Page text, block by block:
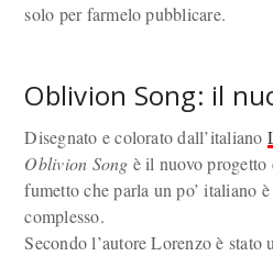
solo per farmelo pubblicare.
Oblivion Song: il
Disegnato e colorato dall’italiano
Oblivion Song è il nuovo
fumetto che parla un po’ italiano
complesso.
Secondo l’autore Lorenzo è stato